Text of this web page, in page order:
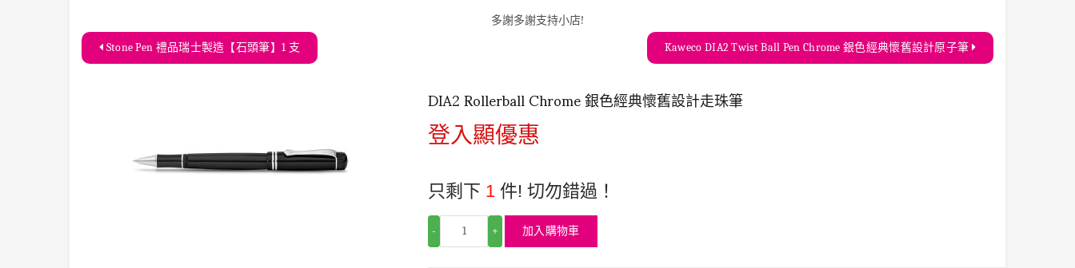
多謝多謝支持小店!
Stone Pen 禮品瑞士製造【石頭筆】1 支
Kaweco DIA2 Twist Ball Pen Chrome 銀色經典懷舊設計原子筆
DIA2 Rollerball Chrome 銀色經典懷舊設計走珠筆
登入顯優惠
只剩下 1 件! 切勿錯過！
- + 加入購物車